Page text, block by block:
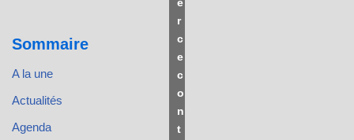
e
r
c
e
c
o
n
t
Sommaire
A la une
Actualités
Agenda